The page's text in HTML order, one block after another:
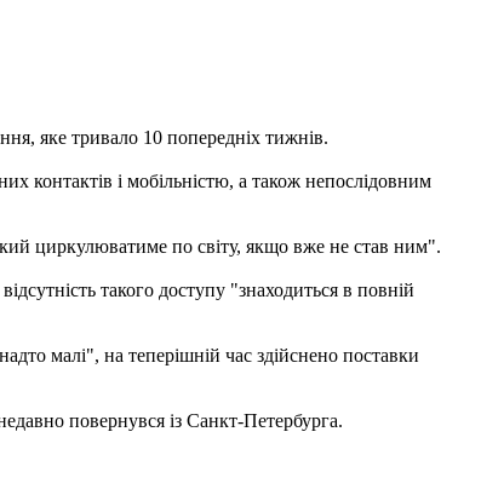
яке тривало 10 попередніх тижнів.
контактів і мобільністю, а також непослідовним
циркулюватиме по світу, якщо вже не став ним".
такого доступу "знаходиться в повній
малі", на теперішній час здійснено поставки
повернувся із Санкт-Петербурга.